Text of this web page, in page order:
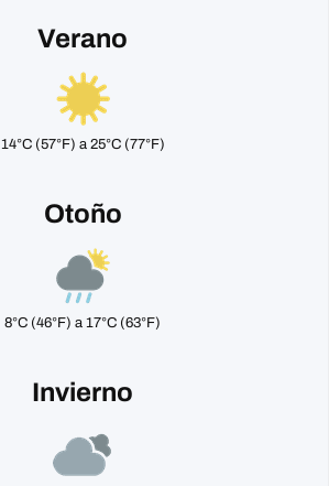
Verano
14°C (57°F) a 25°C (77°F)
Otoño
8°C (46°F) a 17°C (63°F)
Invierno